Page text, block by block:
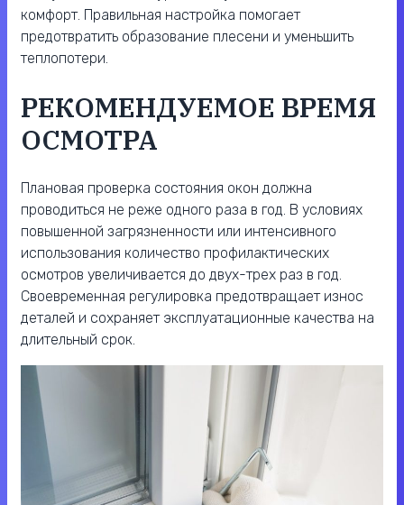
комфорт. Правильная настройка помогает
предотвратить образование плесени и уменьшить
теплопотери.
РЕКОМЕНДУЕМОЕ ВРЕМЯ
ОСМОТРА
Плановая проверка состояния окон должна
проводиться не реже одного раза в год. В условиях
повышенной загрязненности или интенсивного
использования количество профилактических
осмотров увеличивается до двух-трех раз в год.
Своевременная регулировка предотвращает износ
деталей и сохраняет эксплуатационные качества на
длительный срок.